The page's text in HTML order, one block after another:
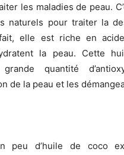
les maladies de peau.
naturels pour traiter la
elle est riche en
la peau. Cette
quantité
de la peau et les
peu d’huile de coco